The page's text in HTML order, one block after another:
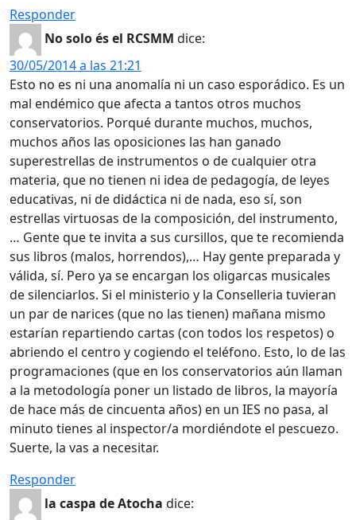
Responder
No solo és el RCSMM dice:
30/05/2014 a las 21:21
Esto no es ni una anomalía ni un caso esporádico. Es un
mal endémico que afecta a tantos otros muchos
conservatorios. Porqué durante muchos, muchos,
muchos años las oposiciones las han ganado
superestrellas de instrumentos o de cualquier otra
materia, que no tienen ni idea de pedagogía, de leyes
educativas, ni de didáctica ni de nada, eso sí, son
estrellas virtuosas de la composición, del instrumento,
… Gente que te invita a sus cursillos, que te recomienda
sus libros (malos, horrendos),… Hay gente preparada y
válida, sí. Pero ya se encargan los oligarcas musicales
de silenciarlos. Si el ministerio y la Conselleria tuvieran
un par de narices (que no las tienen) mañana mismo
estarían repartiendo cartas (con todos los respetos) o
abriendo el centro y cogiendo el teléfono. Esto, lo de las
programaciones (que en los conservatorios aún llaman
a la metodología poner un listado de libros, la mayoría
de hace más de cincuenta años) en un IES no pasa, al
minuto tienes al inspector/a mordiéndote el pescuezo.
Suerte, la vas a necesitar.
Responder
la caspa de Atocha dice: